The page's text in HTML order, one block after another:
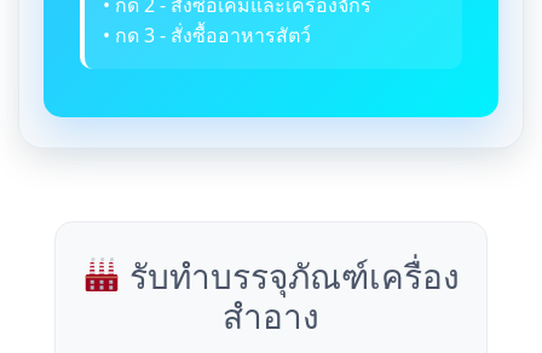
• กด 3 - สั่งซื้ออาหารสัตว์
รับทำบรรจุภัณฑ์เครื่อง
สำอาง